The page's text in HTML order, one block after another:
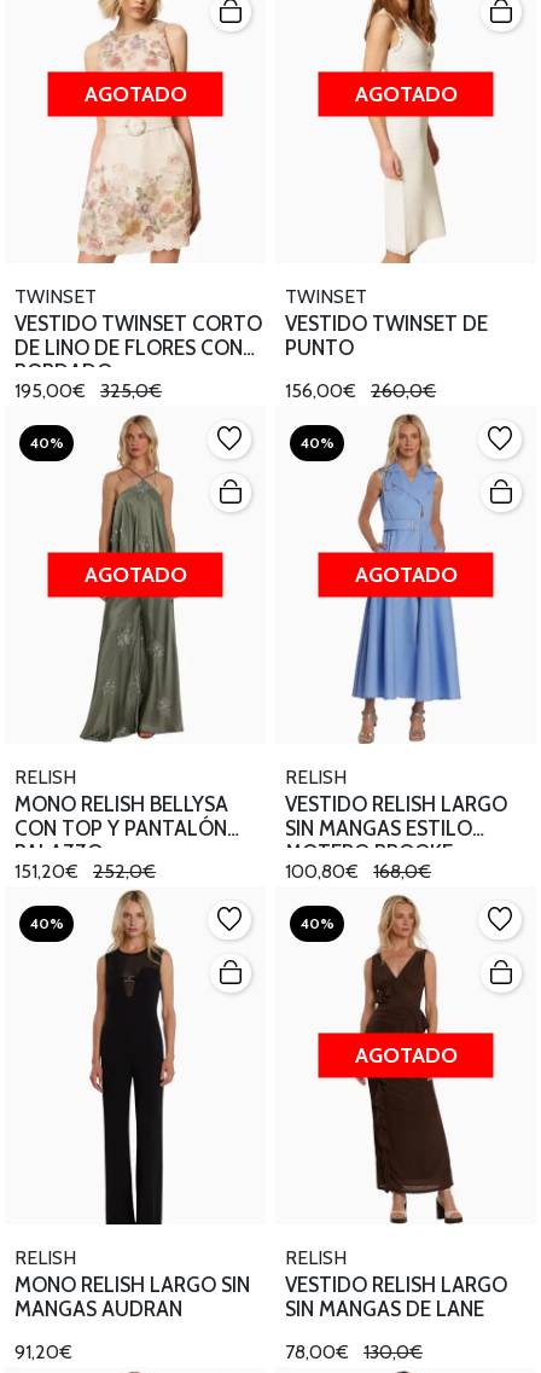
AGOTADO
TWINSET
VESTIDO TWINSET CORTO
DE LINO DE FLORES CON
BORDADO
195,00€ 325,0€
AGOTADO
TWINSET
VESTIDO TWINSET DE
PUNTO
156,00€ 260,0€
40%
AGOTADO
RELISH
MONO RELISH BELLYSA
CON TOP Y PANTALÓN
PALAZZO
151,20€ 252,0€
40%
AGOTADO
RELISH
VESTIDO RELISH LARGO
SIN MANGAS ESTILO
MOTERO BROOKE
100,80€ 168,0€
40%
RELISH
MONO RELISH LARGO SIN
MANGAS AUDRAN
91,20€
40%
AGOTADO
RELISH
VESTIDO RELISH LARGO
SIN MANGAS DE LANE
78,00€ 130,0€